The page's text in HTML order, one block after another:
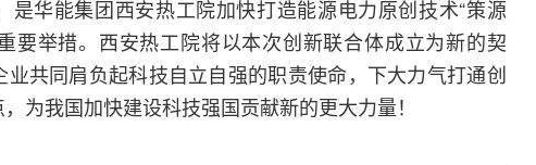
是华能集团西安热工院加快打造能源电力原创技术“策源
要举措。西安热工院将以本次创新联合体成立为新的契
共同肩负起科技自立自强的职责使命，下大力气打通创
为我国加快建设科技强国贡献新的更大力量！